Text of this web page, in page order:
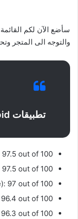
سأضع الآن لكم
والتوجه الى المتجر
تطبيقات Android :
out of 100
out of 100
97 out of 100
out of 100
out of 100